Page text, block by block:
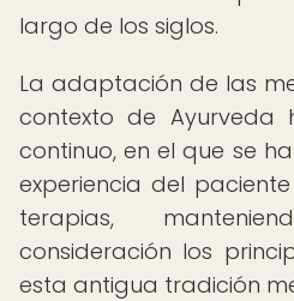
largo de los siglos.
La adaptación de las
contexto de Ayurveda
continuo, en el que se
experiencia del
terapias,
consideración los
esta antigua tradición